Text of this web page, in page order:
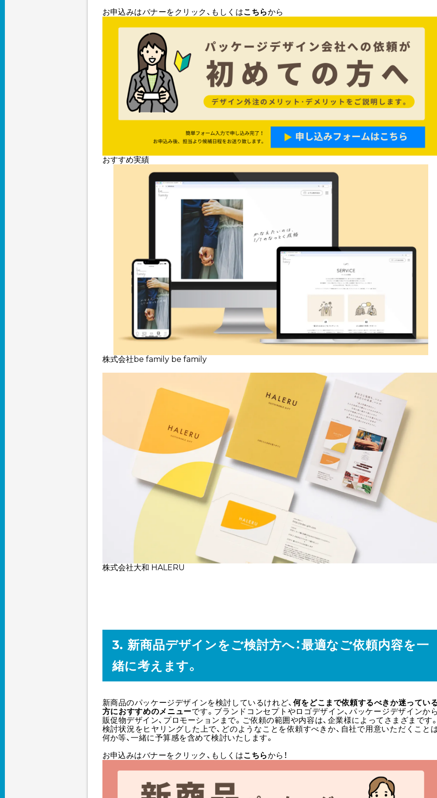
お申込みはバナーをクリック、もしくはこちらから
おすすめ実績
株式会社be family be family
株式会社大和 HALERU
3. 新商品デザインをご検討方へ：最適なご依頼内容を一
緒に考えます。
新商品のパッケージデザインを検討しているけれど、 何をどこまで依頼するべきか迷ってい
方におすすめのメニューです。ブランドコンセプトやロゴデザイン、パッケージデザインか
販促物デザイン、プロモーションまで。ご依頼の範囲や内容は、企業様によってさまざまです
検討状況をヒヤリングした上で、どのようなことを依頼すべきか、自社で用意いただくこと
何か等、一緒に予算感を含めて検討いたします。
お申込みはバナーをクリック、もしくはこちらから！